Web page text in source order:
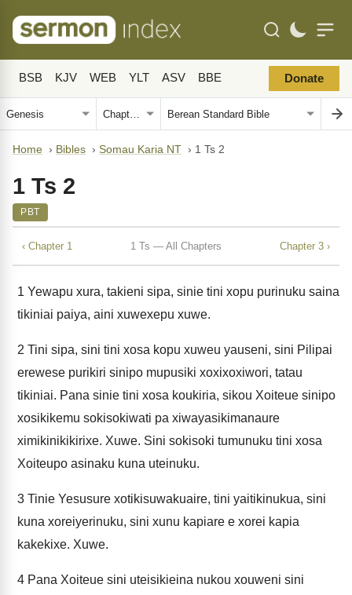
BSB KJV WEB YLT ASV BBE Donate
Home › Bibles › Somau Karia NT › 1 Ts 2
1 Ts 2
PBT
‹ Chapter 1 1 Ts — All Chapters Chapter 3 ›
1 Yewapu xura, takieni sipa, sinie tini xopu purinuku saina
tikiniai paiya, aini xuwexepu xuwe.
2 Tini sipa, sini tini xosa kopu xuweu yauseni, sini Pilipai
erewese purikiri sinipo mupusiki xoxixoxiwori, tatau
tikiniai. Pana sinie tini xosa koukiria, sikou Xoiteue sinipo
xosikikemu sokisokiwati pa xiwayasikimanaure
ximikinikikirixe. Xuwe. Sini sokisoki tumunuku tini xosa
Xoiteupo asinaku kuna uteinuku.
3 Tinie Yesusure xotikisuwakuaire, tini yaitikinukua, sini
kuna xoreiyerinuku, sini xunu kapiare e xorei kapia
kakekixe. Xuwe.
4 Pana Xoiteue sini uteisikieina nukou xouweni sini